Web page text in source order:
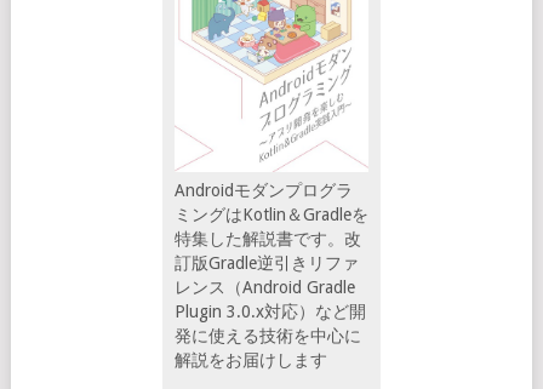
Androidモダンプログラ
ミングはKotlin＆Gradleを
特集した解説書です。改
訂版Gradle逆引きリファ
レンス（Android Gradle
Plugin 3.0.x対応）など開
発に使える技術を中心に
解説をお届けします